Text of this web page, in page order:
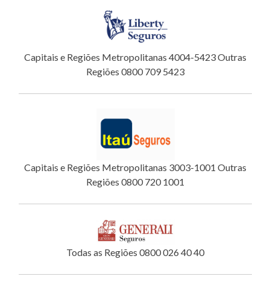
Capitais e Regiões Metropolitanas 4004-5423 Outras
Regiões 0800 709 5423
Capitais e Regiões Metropolitanas 3003-1001 Outras
Regiões 0800 720 1001
Todas as Regiões 0800 026 40 40